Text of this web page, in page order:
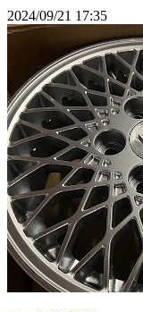
2024/09/21 17:35